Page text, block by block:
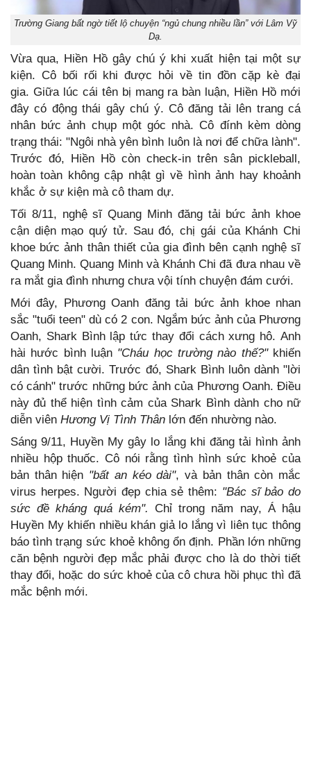
Trường Giang bất ngờ tiết lộ chuyện “ngủ chung nhiều lần” với Lâm Vỹ
Dạ.
Vừa qua, Hiền Hồ gây chú ý khi xuất hiện tại một sự
kiện. Cô bối rối khi được hỏi về tin đồn cặp kè đại
gia. Giữa lúc cái tên bị mang ra bàn luận, Hiền Hồ mới
đây có động thái gây chú ý. Cô đăng tải lên trang cá
nhân bức ảnh chụp một góc nhà. Cô đính kèm dòng
trạng thái: "Ngôi nhà yên bình luôn là nơi để chữa lành".
Trước đó, Hiền Hồ còn check-in trên sân pickleball,
hoàn toàn không cập nhật gì về hình ảnh hay khoảnh
khắc ở sự kiện mà cô tham dự.
Tối 8/11, nghệ sĩ Quang Minh đăng tải bức ảnh khoe
cận diện mạo quý tử. Sau đó, chị gái của Khánh Chi
khoe bức ảnh thân thiết của gia đình bên cạnh nghệ sĩ
Quang Minh. Quang Minh và Khánh Chi đã đưa nhau về
ra mắt gia đình nhưng chưa vội tính chuyện đám cưới.
Mới đây, Phương Oanh đăng tải bức ảnh khoe nhan
sắc "tuổi teen" dù có 2 con. Ngắm bức ảnh của Phương
Oanh, Shark Bình lập tức thay đổi cách xưng hô. Anh
hài hước bình luận "Cháu học trường nào thế?" khiến
dân tình bật cười. Trước đó, Shark Bình luôn dành "lời
có cánh" trước những bức ảnh của Phương Oanh. Điều
này đủ thể hiện tình cảm của Shark Bình dành cho nữ
diễn viên Hương Vị Tình Thân lớn đến nhường nào.
Sáng 9/11, Huyền My gây lo lắng khi đăng tải hình ảnh
nhiều hộp thuốc. Cô nói rằng tình hình sức khoẻ của
bản thân hiện "bất an kéo dài", và bản thân còn mắc
virus herpes. Người đẹp chia sẻ thêm: "Bác sĩ bảo do
sức đề kháng quá kém". Chỉ trong năm nay, Á hậu
Huyền My khiến nhiều khán giả lo lắng vì liên tục thông
báo tình trạng sức khoẻ không ổn định. Phần lớn những
căn bệnh người đẹp mắc phải được cho là do thời tiết
thay đổi, hoặc do sức khoẻ của cô chưa hồi phục thì đã
mắc bệnh mới.